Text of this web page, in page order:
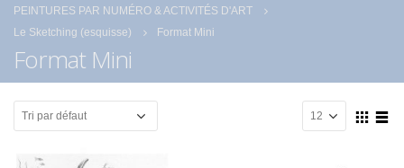
PEINTURES PAR NUMÉRO & ACTIVITÉS D'ART
Le Sketching (esquisse)
Format Mini
Format Mini